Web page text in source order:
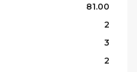
81.00
2
3
2